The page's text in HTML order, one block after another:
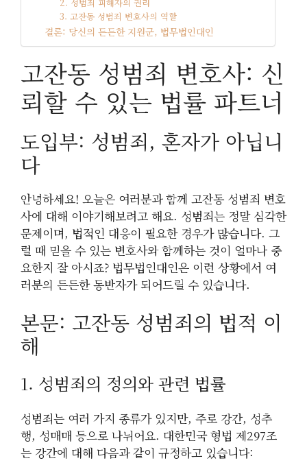
2. 성범죄 피해자의 권리
3. 고잔동 성범죄 변호사의 역할
결론: 당신의 든든한 지원군, 법무법인대인
고잔동 성범죄 변호사: 신
뢰할 수 있는 법률 파트너
도입부: 성범죄, 혼자가 아닙니
다
안녕하세요! 오늘은 여러분과 함께 고잔동 성범죄 변호
사에 대해 이야기해보려고 해요. 성범죄는 정말 심각한
문제이며, 법적인 대응이 필요한 경우가 많습니다. 그
럴 때 믿을 수 있는 변호사와 함께하는 것이 얼마나 중
요한지 잘 아시죠? 법무법인대인은 이런 상황에서 여
러분의 든든한 동반자가 되어드릴 수 있습니다.
본문: 고잔동 성범죄의 법적 이
해
1. 성범죄의 정의와 관련 법률
성범죄는 여러 가지 종류가 있지만, 주로 강간, 성추
행, 성매매 등으로 나뉘어요. 대한민국 형법 제297조
는 강간에 대해 다음과 같이 규정하고 있습니다: